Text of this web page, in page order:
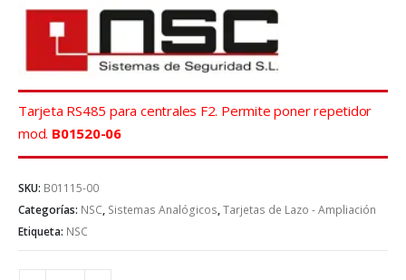
Tarjeta RS485 para centrales F2. Permite poner repetidor
mod. B01520-06
SKU: B01115-00
Categorías: NSC, Sistemas Analógicos,Tarjetas de Lazo - Ampliación
Etiqueta: NSC